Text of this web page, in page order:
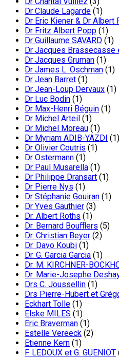
Dr Claude Lagarde (1)
Dr Eric Kiener & Dr Albert
Dr Fritz Albert Popp (1)
Dr Guillaume SAVARD (1)
Dr Jacques Brassecasse
Dr Jacques Gruman (1)
Dr James L. Oschman (1)
Dr Jean Barret (1)
Dr Jean-Loup Dervaux (1)
Dr Luc Bodin (1)
Dr Max-Henri Béguin (1)
Dr Michel Arteil (1)
Dr Michel Moreau (1)
Dr Myriam ADIB-YAZDI (1)
Dr Olivier Coutris (1)
Dr Ostermann (1)
Dr Paul Musarella (1)
Dr Philippe Dransart (1)
Dr Pierre Nys (1)
Dr Stéphanie Gouiran (1)
Dr Yves Gauthier (3)
Dr. Albert Roths (1)
Dr. Bernard Boufflers (5)
Dr. Christian Beyer (2)
Dr. Davo Koubi (1)
Dr. G. Garcia Garcia (1)
Dr. M. KIRCHNER-
Dr. Marie-Josephe
Drs C. Joussellin (1)
Drs Pierre-Hubert et
Eckhart Tolle (1)
Elske MILES (1)
Eric Braverman (1)
Estelle Vereeck (2)
Etienne Kern (1)
F. LEDOUX et G. GUENIOT